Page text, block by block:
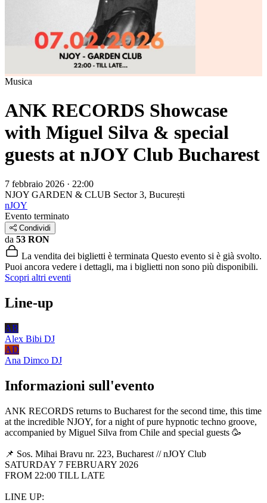
Musica
ANK RECORDS Showcase
with Miguel Silva & special
guests at nJOY Club Bucharest
7 febbraio 2026 · 22:00
NJOY GARDEN & CLUB Sector 3, București
nJOY
Evento terminato
Condividi
da 53 RON
La vendita dei biglietti è terminata Questo evento si è già svolto.
Puoi ancora vedere i dettagli, ma i biglietti non sono più disponibili.
Scopri altri eventi
Line-up
AB
Alex Bibi DJ
AD
Ana Dimco DJ
Informazioni sull'evento
ANK RECORDS returns to Bucharest for the second time, this time
at the incredible NJOY, for a night of pure hypnotic techno groove,
accompanied by Miguel Silva from Chile and special guests 🥳
📌 Sos. Mihai Bravu nr. 223, Bucharest // nJOY Club
SATURDAY 7 FEBRUARY 2026
FROM 22:00 TILL LATE
LINE UP: